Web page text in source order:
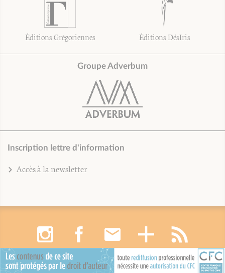
Éditions Grégoriennes Éditions DésIris
Groupe Adverbum
Inscription lettre d'information
Accès à la newsletter